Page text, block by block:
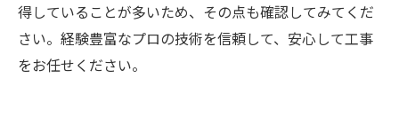
得していることが多いため、その点も確認してみてくだ
さい。経験豊富なプロの技術を信頼して、安心して工事
をお任せください。